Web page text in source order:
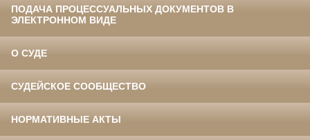
ПОДАЧА ПРОЦЕССУАЛЬНЫХ ДОКУМЕНТОВ В
ЭЛЕКТРОННОМ ВИДЕ
О СУДЕ
СУДЕЙСКОЕ СООБЩЕСТВО
НОРМАТИВНЫЕ АКТЫ